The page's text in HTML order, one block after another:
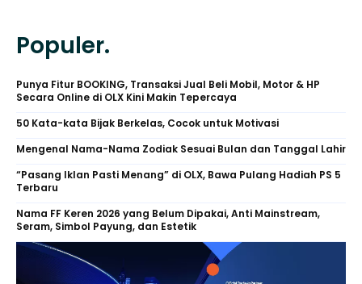
Populer.
Punya Fitur BOOKING, Transaksi Jual Beli Mobil, Motor & HP
Secara Online di OLX Kini Makin Tepercaya
50 Kata-kata Bijak Berkelas, Cocok untuk Motivasi
Mengenal Nama-Nama Zodiak Sesuai Bulan dan Tanggal Lahir
“Pasang Iklan Pasti Menang” di OLX, Bawa Pulang Hadiah PS 5
Terbaru
Nama FF Keren 2026 yang Belum Dipakai, Anti Mainstream,
Seram, Simbol Payung, dan Estetik